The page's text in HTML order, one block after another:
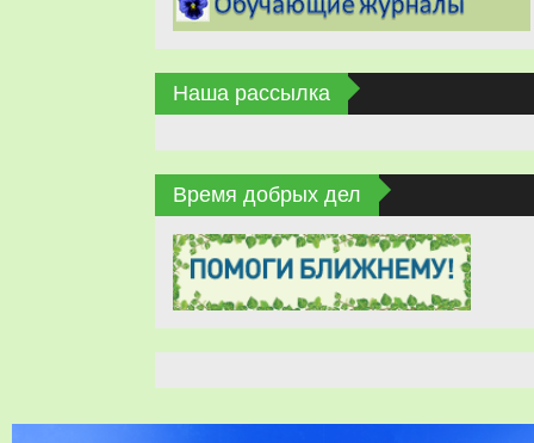
Наша рассылка
Время добрых дел